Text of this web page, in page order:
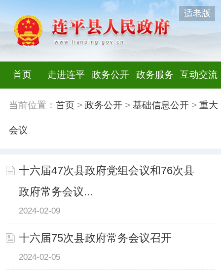
适老版
首页 走进连平 政务公开 政务服务 互动交流
当前位置： 首页> 政务公开> 基础信息公开> 重大
会议
十六届47次县政府党组会议和76次县
政府常务会议...
2024-02-09
十六届75次县政府常务会议召开
2024-02-05